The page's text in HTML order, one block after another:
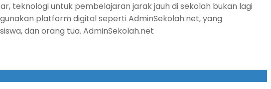
teknologi untuk pembelajaran jarak jauh di sekolah bukan lagi
platform digital seperti AdminSekolah.net, yang
dan orang tua. AdminSekolah.net